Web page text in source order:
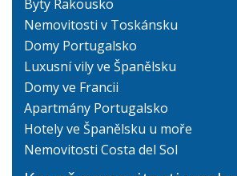
Byty Rakousko
Nemovitosti v Toskánsku
Domy Portugalsko
Luxusní vily ve Španělsku
Domy ve Francii
Apartmány Portugalsko
Hotely ve Španělsku u moře
Nemovitosti Costa del Sol